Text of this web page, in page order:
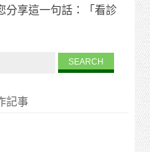
分享這一句話：「看診
記事